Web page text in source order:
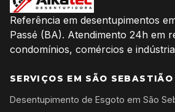
Referência em desentupimentos
Passé (BA). Atendimento 24h em
condomínios, comércios e
SERVIÇOS EM SÃO SEBASTIÃO
Desentupimento de Esgoto em São